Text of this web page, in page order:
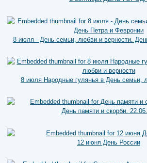
8 июля - День семьи, любви и верности.
8 июля Народные гулянья в День семьи,
День памяти и скорби.
12 июня День России